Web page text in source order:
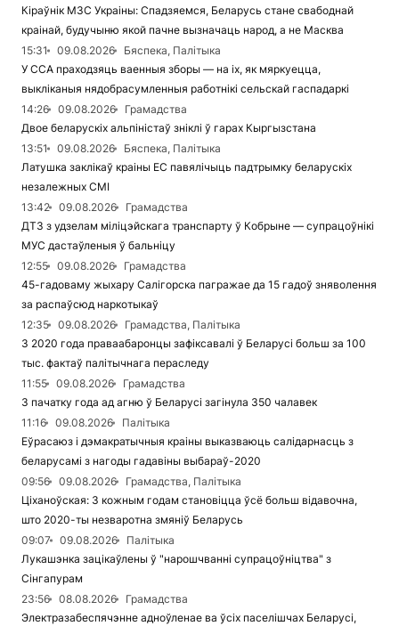
Кіраўнік МЗС Украіны: Спадзяемся, Беларусь стане свабоднай
краінай, будучыню якой пачне вызначаць народ, а не Масква
15:31
09.08.2026
Бяспека, Палітыка
У ССА праходзяць ваенныя зборы — на іх, як мяркуецца,
выкліканыя нядобрасумленныя работнікі сельскай гаспадаркі
14:26
09.08.2026
Грамадства
Двое беларускіх альпіністаў зніклі ў гарах Кыргызстана
13:51
09.08.2026
Бяспека, Палітыка
Латушка заклікаў краіны ЕС павялічыць падтрымку беларускіх
незалежных СМІ
13:42
09.08.2026
Грамадства
ДТЗ з удзелам міліцэйскага транспарту ў Кобрыне — супрацоўнікі
МУС дастаўленыя ў бальніцу
12:55
09.08.2026
Грамадства
45-гадоваму жыхару Салігорска пагражае да 15 гадоў зняволення
за распаўсюд наркотыкаў
12:35
09.08.2026
Грамадства, Палітыка
З 2020 года праваабаронцы зафіксавалі ў Беларусі больш за 100
тыс. фактаў палітычнага пераследу
11:55
09.08.2026
Грамадства
З пачатку года ад агню ў Беларусі загінула 350 чалавек
11:16
09.08.2026
Палітыка
Еўрасаюз і дэмакратычныя краіны выказваюць салідарнасць з
беларусамі з нагоды гадавіны выбараў-2020
09:56
09.08.2026
Грамадства, Палітыка
Ціханоўская: З кожным годам становіцца ўсё больш відавочна,
што 2020-ты незваротна змяніў Беларусь
09:07
09.08.2026
Палітыка
Лукашэнка зацікаўлены ў "нарошчванні супрацоўніцтва" з
Сінгапурам
23:56
08.08.2026
Грамадства
Электразабеспячэнне адноўленае ва ўсіх паселішчах Беларусі,